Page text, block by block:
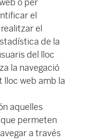
el
el
de la
del lloc
la navegació
lloc web amb la
aquelles
permeten
a través